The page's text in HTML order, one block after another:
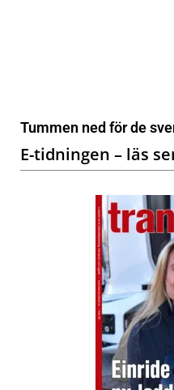
Tummen ned för de
E-tidningen – läs